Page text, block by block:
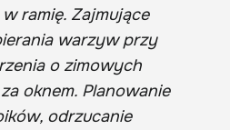
ramię. Zajmujące
warzyw przy
o zimowych
oknem. Planowanie
odrzucanie